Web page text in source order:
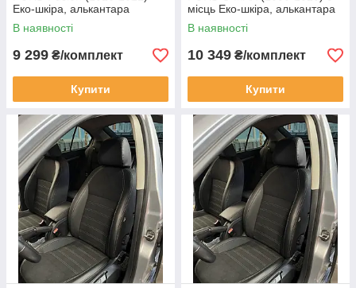
Еко-шкіра, алькантара
В наявності
9 299 ₴/комплект
Купити
місць Еко-шкіра, алькантара
В наявності
10 349 ₴/комплект
Купити